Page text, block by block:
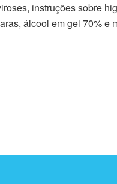
instruções sobre
álcool em gel 70% e